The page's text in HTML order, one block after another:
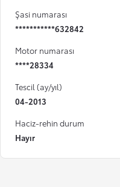
Şasi numarası
***********632842
Motor numarası
****28334
Tescil (ay/yıl)
04-2013
Haciz-rehin durum
Hayır